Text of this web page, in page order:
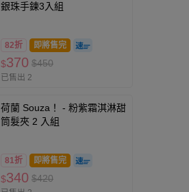
銀珠手鍊3入組
82折 即將售完
$370 $450
已售出 2
荷蘭 Souza！ - 粉紫霜淇淋甜
筒髮夾 2 入組
81折 即將售完
$340 $420